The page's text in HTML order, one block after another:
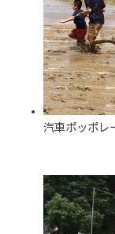
汽車ポッポレ